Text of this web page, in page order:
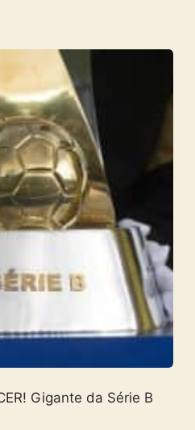
Gigante da Série B